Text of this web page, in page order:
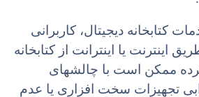
کتابخانه دیجیتال، کاربرانی
اینترنت یا اینترانت از کتابخانه
ممکن است با چالشهای
تجهیزات سخت افزاری یا عدم